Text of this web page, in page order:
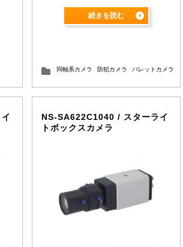
ングによる圧倒的 ...
続きを読む
同軸系カメラ 防犯カメラ バレットカメラ
NS-SA622C1040 / スターライ
トボックスカメラ